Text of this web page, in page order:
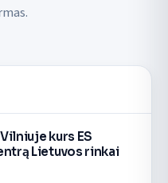
kurs ES
Lietuvos rinkai